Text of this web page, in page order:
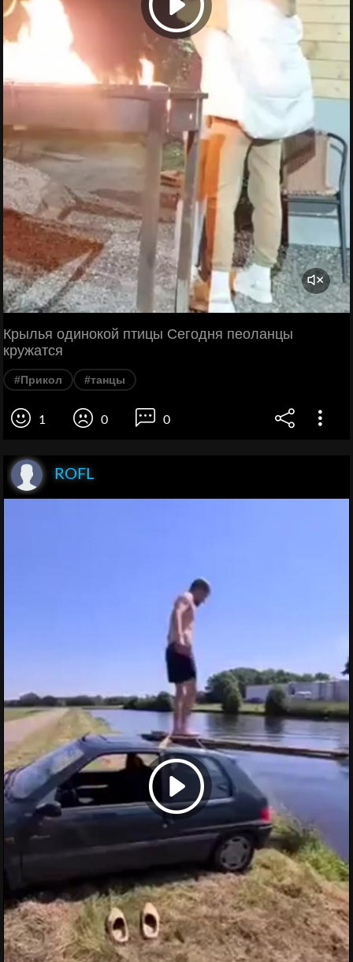
Крылья одинокой птицы Сегодня пеоланцы
кружатся
#Прикол #танцы
1 0 0
ROFL